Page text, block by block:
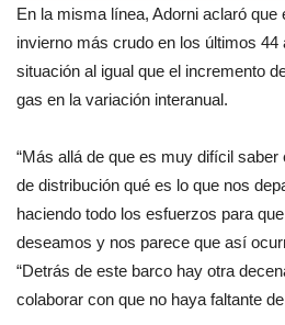
En la misma línea, Adorni aclaró que
invierno más crudo en los últimos 44
situación al igual que el incremento
gas en la variación interanual.
“Más allá de que es muy difícil
de distribución qué es lo que nos
haciendo todo los esfuerzos para
deseamos y nos parece que así
“Detrás de este barco hay otra
colaborar con que no haya faltante de